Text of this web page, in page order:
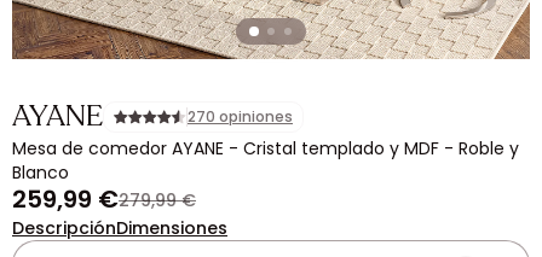
AYANE 270 opiniones
Mesa de comedor AYANE - Cristal templado y MDF - Roble y
Blanco
259,99 €279,99 €
DescripciónDimensiones